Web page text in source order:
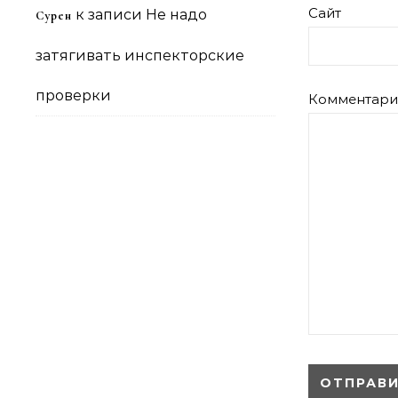
Сурен к записи Не надо
затягивать инспекторские
проверки
Сайт